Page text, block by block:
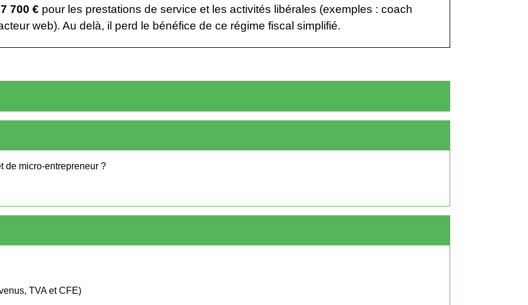
700 € pour les prestations de service et les activités libérales (exemples : coach
web). Au delà, il perd le bénéfice de ce régime fiscal simplifié.
de micro-entrepreneur ?
TVA et CFE)